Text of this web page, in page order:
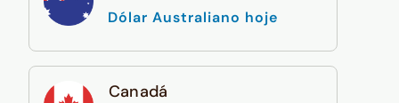
Dólar Australiano hoje
Canadá